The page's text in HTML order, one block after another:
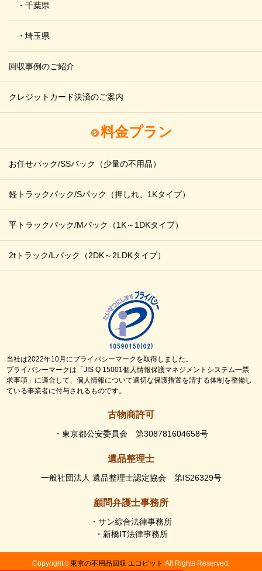
・千葉県
・埼玉県
回収事例のご紹介
クレジットカード決済のご案内
料金プラン
お任せパック/SSパック （少量の不用品）
軽トラックパック/Sパック （押しれ、1Kタイプ）
平トラックパック/Mパック （1K～1DKタイプ）
2tトラック/Lパック （2DK～2LDKタイプ）
当社は2022年10月にプライバシーマークを取得しました。
プライバシーマークは「JIS Q 15001個人情報保護マネジメントシステム一票
求事項」に適合して、個人情報について適切な保護措置を請する体制を整備し
ている事業者に付与されるものです。
古物商許可
・東京都公安委員会 第308781604658号
遺品整理士
一般社団法人 遺品整理士認定協会 第IS26329号
顧問弁護士事務所
・サン綜合法律事務所
・新橋IT法律事務所
Copyright c 東京の不用品回収 エコピット All Rights Reserved.